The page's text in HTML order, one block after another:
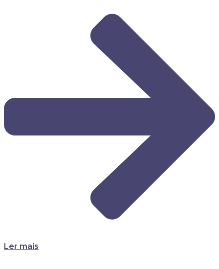
Ler mais